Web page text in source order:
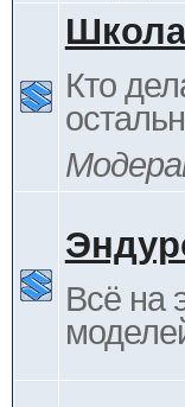
Кто
Всё на